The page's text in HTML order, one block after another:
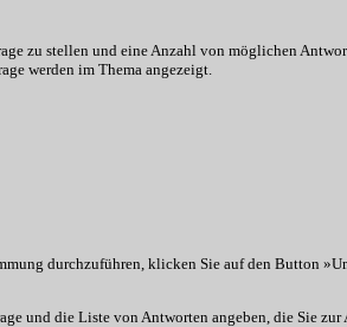
zu stellen und eine Anzahl von möglichen
werden im Thema angezeigt.
durchzuführen, klicken Sie auf den Button
und die Liste von Antworten angeben, die Sie